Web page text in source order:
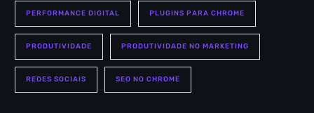
PERFORMANCE DIGITAL PLUGINS PARA CHROME
PRODUTIVIDADE PRODUTIVIDADE NO MARKETING
REDES SOCIAIS SEO NO CHROME